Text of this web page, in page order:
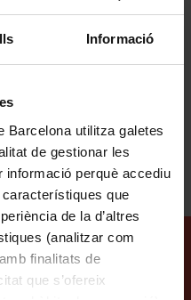
Informació
Barcelona utilitza galetes
de gestionar les
perquè accediu
que
de la d’altres
(analitzar com
finalitats de
que s’ofereix